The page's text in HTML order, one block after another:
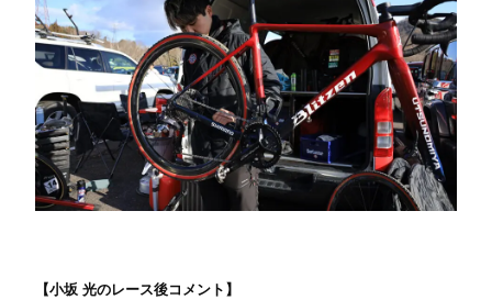
【小坂 光のレース後コメント】